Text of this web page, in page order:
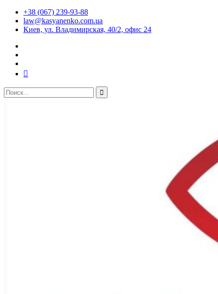
+38 (067) 239-93-88
law@kasyanenko.com.ua
Киев, ул. Владимирская, 40/2, офис 24